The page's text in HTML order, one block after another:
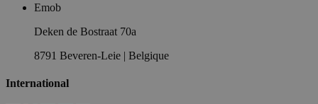
Emob
Deken de Bostraat 70a
8791 Beveren-Leie | Belgique
International